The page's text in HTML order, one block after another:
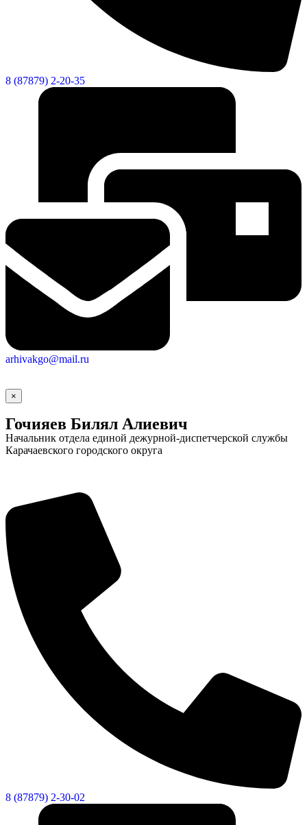
8 (87879) 2-20-35
arhivakgo@mail.ru
×
Гочияев Билял Алиевич
Начальник отдела единой дежурной-диспетчерской службы
Карачаевского городского округа
8 (87879) 2-30-02